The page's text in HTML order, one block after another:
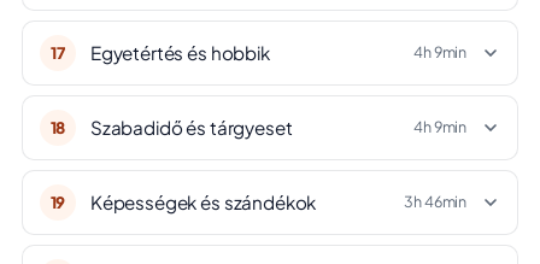
17 Egyetértés és hobbik 4h 9min
18 Szabadidő és tárgyeset 4h 9min
19 Képességek és szándékok 3h 46min